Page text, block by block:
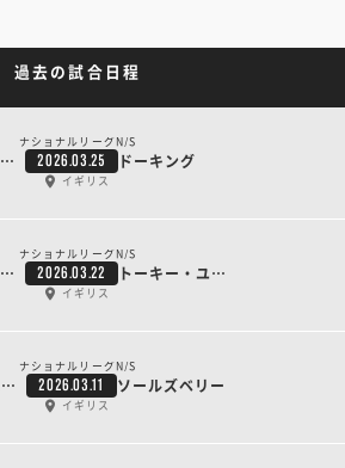
過去の試合日程
ナショナルリーグN/S
トーキー・ユナイテッド 2026.03.25 ドーキング
イギリス
ナショナルリーグN/S
ダゲナム・アンド・レッドブリッジ 2026.03.22 トーキー・ユナイテッド
イギリス
ナショナルリーグN/S
トーキー・ユナイテッド 2026.03.11 ソールズベリー
イギリス